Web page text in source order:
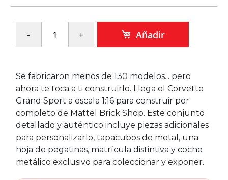
Añadir
Se fabricaron menos de 130 modelos... pero
ahora te toca a ti construirlo. Llega el Corvette
Grand Sport a escala 1:16 para construir por
completo de Mattel Brick Shop. Este conjunto
detallado y auténtico incluye piezas adicionales
para personalizarlo, tapacubos de metal, una
hoja de pegatinas, matrícula distintiva y coche
metálico exclusivo para coleccionar y exponer.